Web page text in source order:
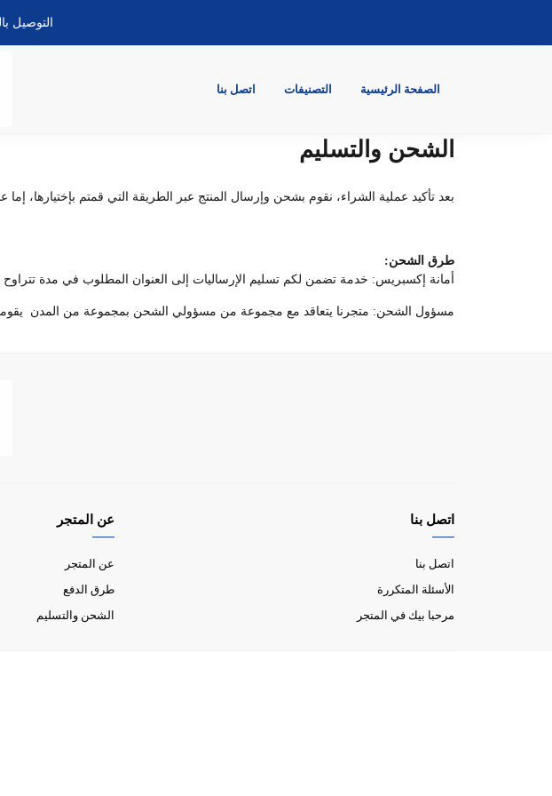
التوصيل
الصفحة الرئيسية التصنيفات اتصل بنا
الشحن والتسليم
بعد تأكيد عملية الشراء، نقوم بشحن وإرسال المنتج عبر الطريقة التي قمتم بإختيارها،
طرق الشحن:
أمانة إكسبريس: خدمة تضمن لكم تسليم الإرساليات إلى العنوان المطلوب في مدة تتراوح بين 3 أيام و 7 أيام نحوالإتجاهات
مسؤول الشحن: متجرنا يتعاقد مع مجموعة من مسؤولي الشحن بمجموعة من المدن يقومون
اتصل بنا
اتصل بنا
الأسئلة المتكررة
مرحبا بيك في المتجر
عن المتجر
عن المتجر
طرق الدفع
الشحن والتسليم